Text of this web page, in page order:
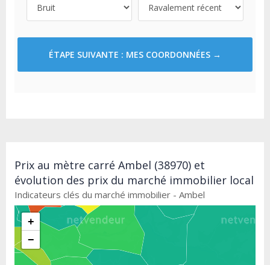
ÉTAPE SUIVANTE : MES COORDONNÉES →
Prix au mètre carré Ambel (38970) et
évolution des prix du marché immobilier local
Indicateurs clés du marché immobilier - Ambel
+
−